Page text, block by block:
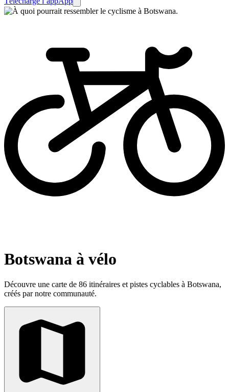
Botswana à vélo
Découvre une carte de 86 itinéraires et pistes cyclables à Botswana,
créés par notre communauté.